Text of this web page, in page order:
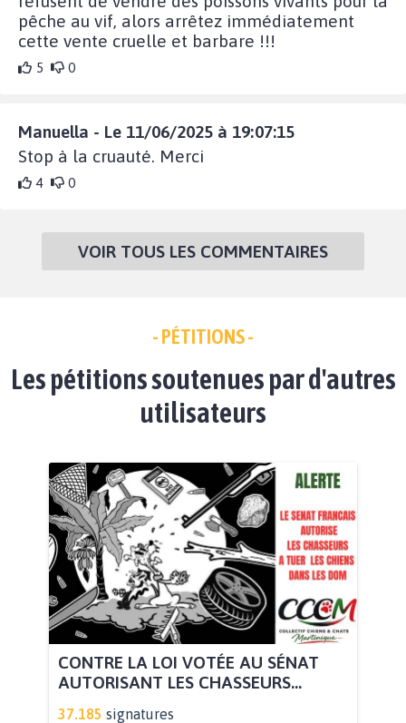
pêche au vif, alors arrêtez immédiatement
cette vente cruelle et barbare !!!
5 0
Manuella - Le 11/06/2025 à 19:07:15
Stop à la cruauté. Merci
4 0
VOIR TOUS LES COMMENTAIRES
- PÉTITIONS -
Les pétitions soutenues par d'autres
utilisateurs
CONTRE LA LOI VOTÉE AU SÉNAT
AUTORISANT LES CHASSEURS...
37.185 signatures